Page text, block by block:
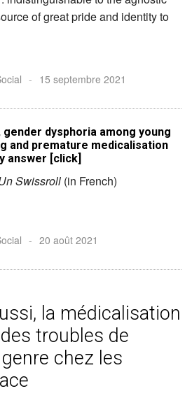
of great pride and identity to
- 15 septembre 2021
dysphoria among young
and premature medicalisation
answer [click]
Swissroll (in French)
- 20 août 2021
la médicalisation
troubles de
genre chez les